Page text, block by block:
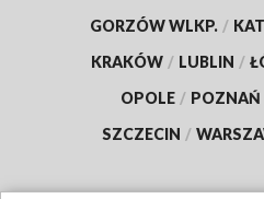
GORZÓW WLKP. /
KRAKÓW / LUBLIN /
OPOLE / POZNAŃ
SZCZECIN /